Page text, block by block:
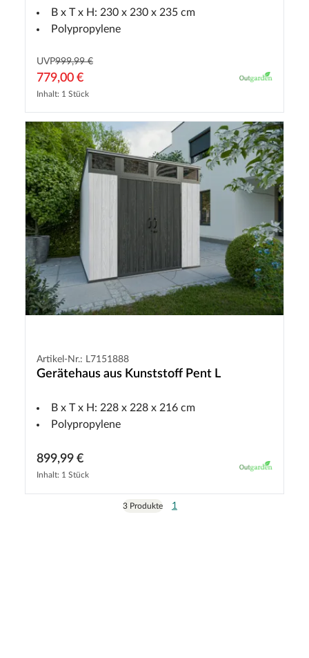
B x T x H: 230 x 230 x 235 cm
Polypropylene
UVP999,99 €
779,00 €
Inhalt: 1 Stück
Artikel-Nr.: L7151888
Gerätehaus aus Kunststoff Pent L
B x T x H: 228 x 228 x 216 cm
Polypropylene
899,99 €
Inhalt: 1 Stück
3 Produkte 1